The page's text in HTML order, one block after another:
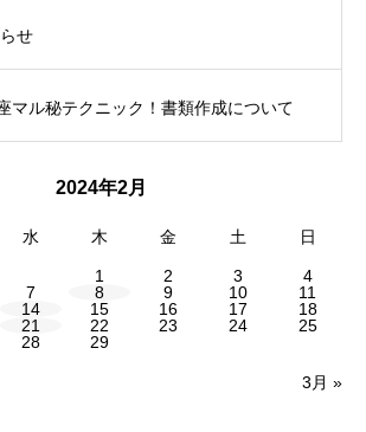
せ
ル秘テクニック！書類作成について
2024年2月
水 木 金 土 日
1 2 3
4
7 8 9 10
11
14 15 16 17
18
21 22 23 24
25
28 29
3月 »